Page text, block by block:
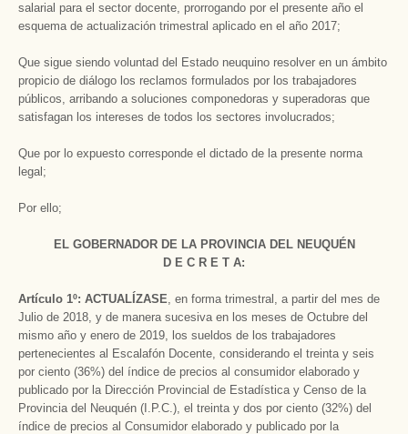
salarial para el sector docente, prorrogando por el presente año el
esquema de actualización trimestral aplicado en el año 2017;
Que sigue siendo voluntad del Estado neuquino resolver en un ámbito
propicio de diálogo los reclamos formulados por los trabajadores
públicos, arribando a soluciones componedoras y superadoras que
satisfagan los intereses de todos los sectores involucrados;
Que por lo expuesto corresponde el dictado de la presente norma
legal;
Por ello;
EL GOBERNADOR DE LA PROVINCIA DEL NEUQUÉN
D E C R E T A:
Artículo 1º: ACTUALÍZASE, en forma trimestral, a partir del mes de
Julio de 2018, y de manera sucesiva en los meses de Octubre del
mismo año y enero de 2019, los sueldos de los trabajadores
pertenecientes al Escalafón Docente, considerando el treinta y seis
por ciento (36%) del índice de precios al consumidor elaborado y
publicado por la Dirección Provincial de Estadística y Censo de la
Provincia del Neuquén (I.P.C.), el treinta y dos por ciento (32%) del
índice de precios al Consumidor elaborado y publicado por la